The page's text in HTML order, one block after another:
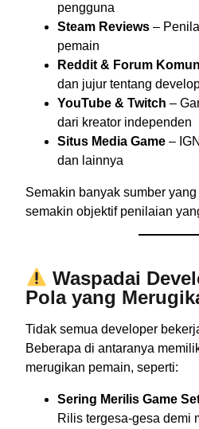
pengguna
Steam Reviews –
pemain
Reddit & Forum
dan jujur tentang
YouTube & Twitch –
dari kreator independen
Situs Media Game –
dan lainnya
Semakin banyak sumber
semakin objektif penilaian
Waspadai
Pola yang
Tidak semua developer
Beberapa di antaranya
merugikan pemain, seperti:
Sering Merilis Game
Rilis tergesa-gesa demi